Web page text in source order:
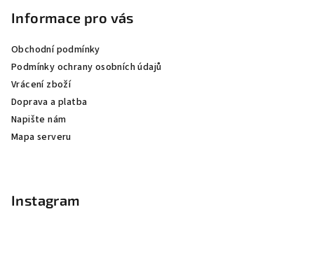
Informace pro vás
Obchodní podmínky
Podmínky ochrany osobních údajů
Vrácení zboží
Doprava a platba
Napište nám
Mapa serveru
Instagram